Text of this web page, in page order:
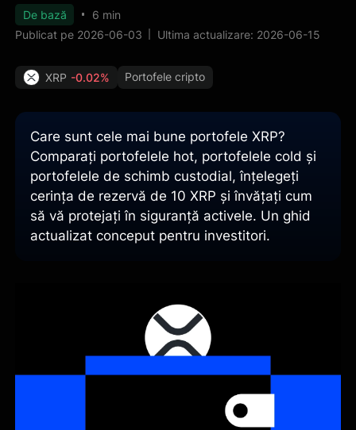
De bază
6 min
Publicat pe 2026-06-03
Ultima actualizare: 2026-06-15
XRP -0.02% Portofele cripto
Care sunt cele mai bune portofele XRP?
Comparați portofelele hot, portofelele cold și
portofelele de schimb custodial, înțelegeți
cerința de rezervă de 10 XRP și învățați cum
să vă protejați în siguranță activele. Un ghid
actualizat conceput pentru investitori.